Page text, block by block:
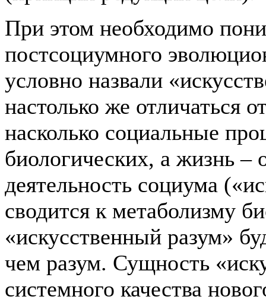
При этом необходимо
постсоциумного
условно назвали
настолько же отличаться
насколько социальные
биологических, а жизнь –
деятельность социума
сводится к метаболизму
«искусственный разум»
чем разум. Сущность
системного качества